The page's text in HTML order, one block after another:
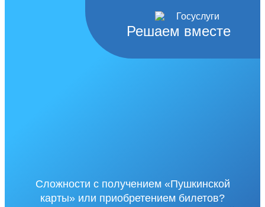
Решаем вместе
Сложности с получением «Пушкинской
карты» или приобретением билетов?